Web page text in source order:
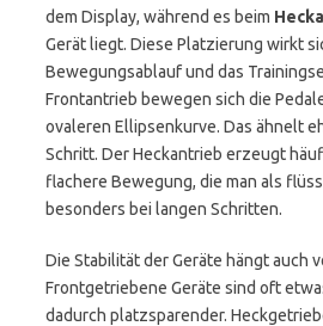
dem Display, während es beim
Gerät liegt. Diese Platzierung wirkt
Bewegungsablauf und das
Frontantrieb bewegen sich die
ovaleren Ellipsenkurve. Das ähnelt
Schritt. Der Heckantrieb erzeugt
flachere Bewegung, die man als
besonders bei langen Schritten.
Die Stabilität der Geräte hängt auch
Frontgetriebene Geräte sind oft
dadurch platzsparender.